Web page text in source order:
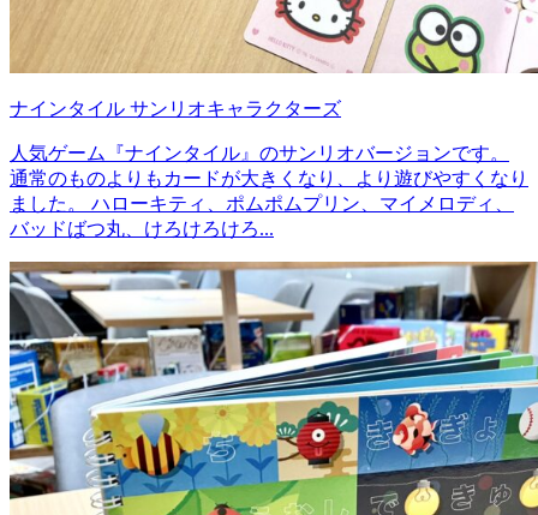
ナインタイル サンリオキャラクターズ
人気ゲーム『ナインタイル』のサンリオバージョンです。
通常のものよりもカードが大きくなり、より遊びやすくなり
ました。 ハローキティ、ポムポムプリン、マイメロディ、
バッドばつ丸、けろけろけろ...